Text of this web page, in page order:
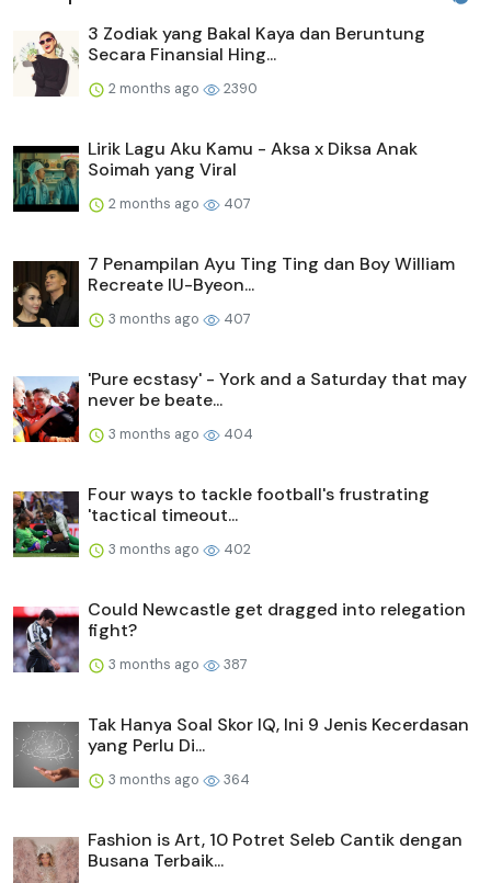
3 Zodiak yang Bakal Kaya dan Beruntung
Secara Finansial Hing...
2 months ago 2390
Lirik Lagu Aku Kamu - Aksa x Diksa Anak
Soimah yang Viral
2 months ago 407
7 Penampilan Ayu Ting Ting dan Boy William
Recreate IU-Byeon...
3 months ago 407
'Pure ecstasy' - York and a Saturday that may
never be beate...
3 months ago 404
Four ways to tackle football's frustrating
'tactical timeout...
3 months ago 402
Could Newcastle get dragged into relegation
fight?
3 months ago 387
Tak Hanya Soal Skor IQ, Ini 9 Jenis Kecerdasan
yang Perlu Di...
3 months ago 364
Fashion is Art, 10 Potret Seleb Cantik dengan
Busana Terbaik...